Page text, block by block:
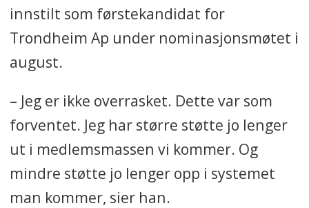
innstilt som førstekandidat for
Trondheim Ap under nominasjonsmøtet i
august.
– Jeg er ikke overrasket. Dette var som
forventet. Jeg har større støtte jo lenger
ut i medlemsmassen vi kommer. Og
mindre støtte jo lenger opp i systemet
man kommer, sier han.